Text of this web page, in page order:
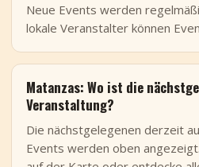
Neue Events werden
lokale Veranstalter können
Matanzas: Wo ist die
Veranstaltung?
Die nächstgelegenen derzeit
Events werden oben